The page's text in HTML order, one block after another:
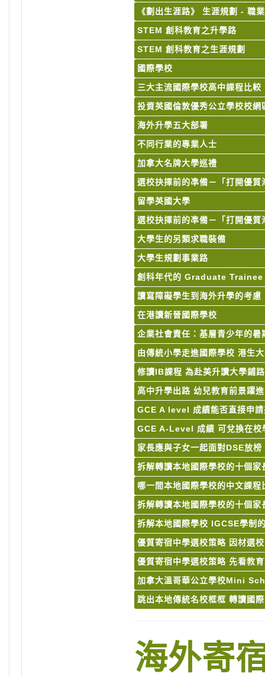
《劃出生涯路》 生涯規劃 - 職
STEM 創科教育之升學路
STEM 創科教育之生涯規劃
國際學校
三大主流國際學校高中課程比較
投資英國倫敦優秀公立學校校網
海外升學五大部署
不同行業的專業人士
加拿大名牌大學巡禮
選校抉擇前的凖備－「打開優質
留學英國大學
選校抉擇前的凖備－「打開優質
大學生的另類求職裝備
大學生規劃事業路
創科年代的 Graduate Trainee
讀寫障礙學生到海外升學的考慮
在港讀新晉國際學校
企業社會責任：基層青少年的暑
由傳統小學走進國際學校 港生
修讀IB課程 為赴美升讀大學鋪路
高中升學出路 幼兒教育前景躍
GCE A level 成績能否直接申請
GCE A-Level 成績 可兌換在校
家長應與子女一起面對DSE放
拆解轉讀本地國際學校的十個家
哪一間本地國際學校的中文課
拆解轉讀本地國際學校的十個家
拆解本地國際學校 IGCSE學制
優質寄宿中學選校策略 因材選校
優質寄宿中學選校策略 先看教
加拿大溫哥華公立學校Mini
跳出本地傳統名校框框 轉讀國
海外寄